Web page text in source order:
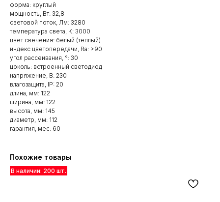
форма: круглый
мощность, Вт: 32,8
световой поток, Лм: 3280
температура света, К: 3000
цвет свечения: белый (теплый)
индекс цветопередачи, Ra: >90
угол рассеивания, °: 30
цоколь: встроенный светодиод
напряжение, В: 230
влагозащита, IP: 20
длина, мм: 122
ширина, мм: 122
высота, мм: 145
диаметр, мм: 112
гарантия, мес: 60
Похожие товары